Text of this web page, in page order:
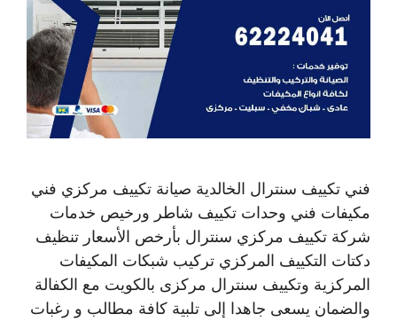
فني تكييف سنترال الخالدية صيانة تكييف مركزي فني
مكيفات فني وحدات تكييف شاطر ورخيص خدمات
شركة تكييف مركزي سنترال بأرخص الأسعار تنظيف
دكتات التكييف المركزي تركيب شبكات المكيفات
المركزية وتكييف سنترال مركزى بالكويت مع الكفالة
والضمان يسعى جاهدا إلى تلبية كافة مطالب و رغبات